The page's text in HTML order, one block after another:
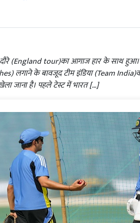
(England tour)का आगाज हार के साथ
के बावजूद टीम इंडिया (Team India)को
जाना है। पहले टेस्ट में भारत […]